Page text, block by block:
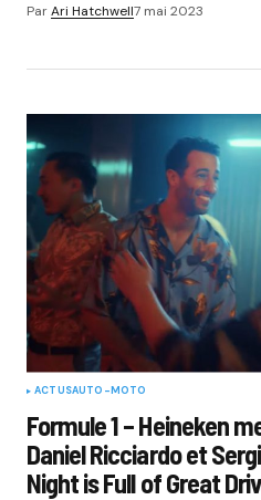
ParAri Hatchwell7 mai 2023
ACTUSAUTO-MOTO
Formule 1 – Heineken
Daniel Ricciardo et
Night is Full of Great